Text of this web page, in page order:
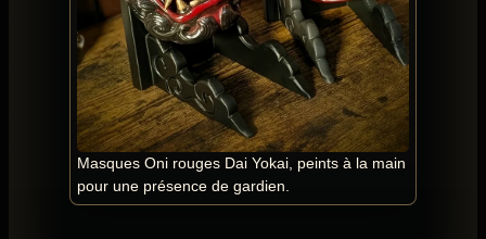
Masques Oni rouges Dai Yokai, peints à la main
pour une présence de gardien.